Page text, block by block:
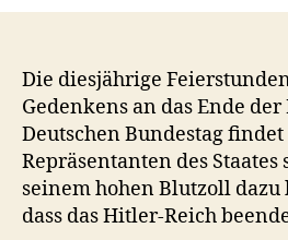
Die diesjährige
Gedenkens an das Ende
Deutschen Bundestag
Repräsentanten des
seinem hohen Blutzoll dazu
dass das Hitler-Reich